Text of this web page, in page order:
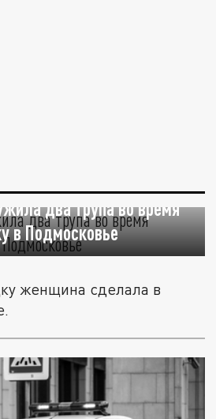
два трупа во время
в Подмосковье
женщина сделала в